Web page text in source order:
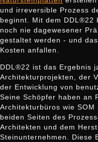
und irreversible Prozess
beginnt. Mit dem DDL®22
noch nie dagewesener
gestaltet werden - und
Kosten anfallen.
DDL®22 ist das Ergebnis
Architekturprojekten, der
der Entwicklung von
Seine Schöpfer haben an
Architekturbüros wie
beiden Seiten des
Architekten und dem
Steinunternehmen. Diese